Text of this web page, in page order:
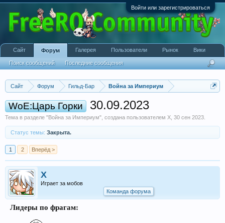
Войти или зарегистрироваться
Сайт Форум Гильд-Бар Война за Империум
WoE:Царь Горки 30.09.2023
Тема в разделе "Война за Империум", создана пользователем X 30 сен 2023
Статус темы: Закрыта.
1 2 Вперёд >
X
Играет за мобов
Команда форума
Лидеры по фрагам:
Сайт Форум
Поиск сообщений Последние сообщения
Галерея Пользователи Рынок Вики